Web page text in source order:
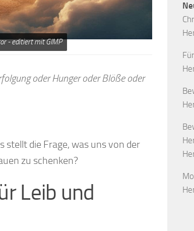
- editiert mit GIMP
oder Hunger oder Blöße oder
stellt die Frage, was uns von der
zu schenken?
Leib und